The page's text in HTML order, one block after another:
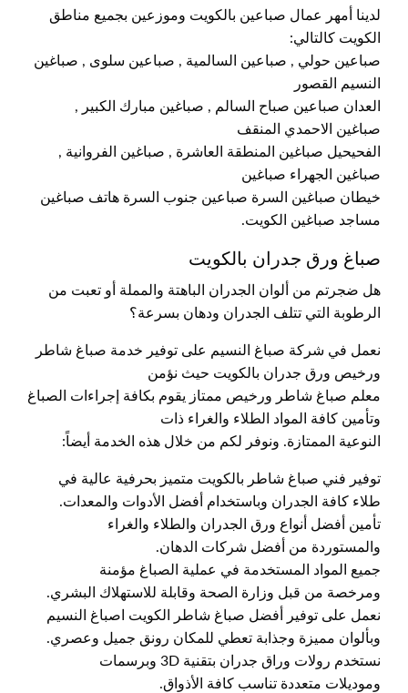
لدينا أمهر عمال صباعين بالكويت وموزعين بجميع مناطق
الكويت كالتالي:
صباعين حولي , صباعين السالمية , صباعين سلوى , صباغين
النسيم القصور
العدان صباعين صباح السالم , صباغين مبارك الكبير ,
صباغين الاحمدي المنقف
الفحيحيل صباغين المنطقة العاشرة , صباغين الفروانية ,
صباغين الجهراء صباغين
خيطان صباغين السرة صباعين جنوب السرة هاتف صباغين
مساجد صباغين الكويت.
صباغ ورق جدران بالكويت
هل ضجرتم من ألوان الجدران الباهتة والمملة أو تعبت من
الرطوبة التي تتلف الجدران ودهان بسرعة؟
نعمل في شركة صباغ النسيم على توفير خدمة صباغ شاطر
ورخيص ورق جدران بالكويت حيث نؤمن
معلم صباغ شاطر ورخيص ممتاز يقوم بكافة إجراءات الصباغ
وتأمين كافة المواد الطلاء والغراء ذات
النوعية الممتازة. ونوفر لكم من خلال هذه الخدمة أيضاً:
توفير فني صباغ شاطر بالكويت متميز بحرفية عالية في
طلاء كافة الجدران وباستخدام أفضل الأدوات والمعدات.
تأمين أفضل أنواع ورق الجدران والطلاء والغراء
والمستوردة من أفضل شركات الدهان.
جميع المواد المستخدمة في عملية الصباغ مؤمنة
ومرخصة من قبل وزارة الصحة وقابلة للاستهلاك البشري.
نعمل على توفير أفضل صباغ شاطر الكويت اصباغ النسيم
وبألوان مميزة وجذابة تعطي للمكان رونق جميل وعصري.
نستخدم رولات وراق جدران بتقنية 3D وبرسمات
وموديلات متعددة تناسب كافة الأذواق.